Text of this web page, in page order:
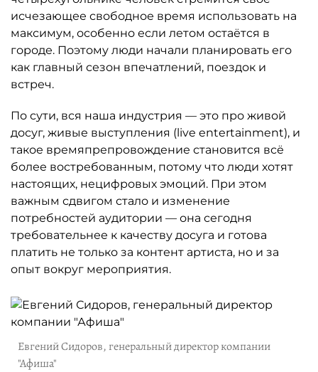
исчезающее свободное время использовать на
максимум, особенно если летом остаётся в
городе. Поэтому люди начали планировать его
как главный сезон впечатлений, поездок и
встреч.
По сути, вся наша индустрия — это про живой
досуг, живые выступления (live entertainment), и
такое времяпрепровождение становится всё
более востребованным, потому что люди хотят
настоящих, нецифровых эмоций. При этом
важным сдвигом стало и изменение
потребностей аудитории — она сегодня
требовательнее к качеству досуга и готова
платить не только за контент артиста, но и за
опыт вокруг мероприятия.
Евгений Сидоров, генеральный директор компании
"Афиша"